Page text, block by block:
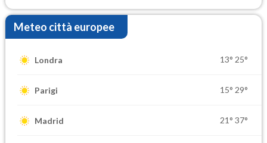
Meteo città europee
Londra 13° 25°
Parigi 15° 29°
Madrid 21° 37°